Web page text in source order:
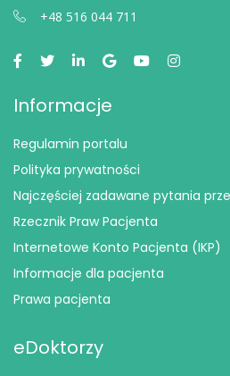
+48 516 044 711
Informacje
Regulamin portalu
Polityka prywatności
Najczęściej zadawane pytania
Rzecznik Praw Pacjenta
Internetowe Konto Pacjenta (IKP)
Informacje dla pacjenta
Prawa pacjenta
eDoktorzy